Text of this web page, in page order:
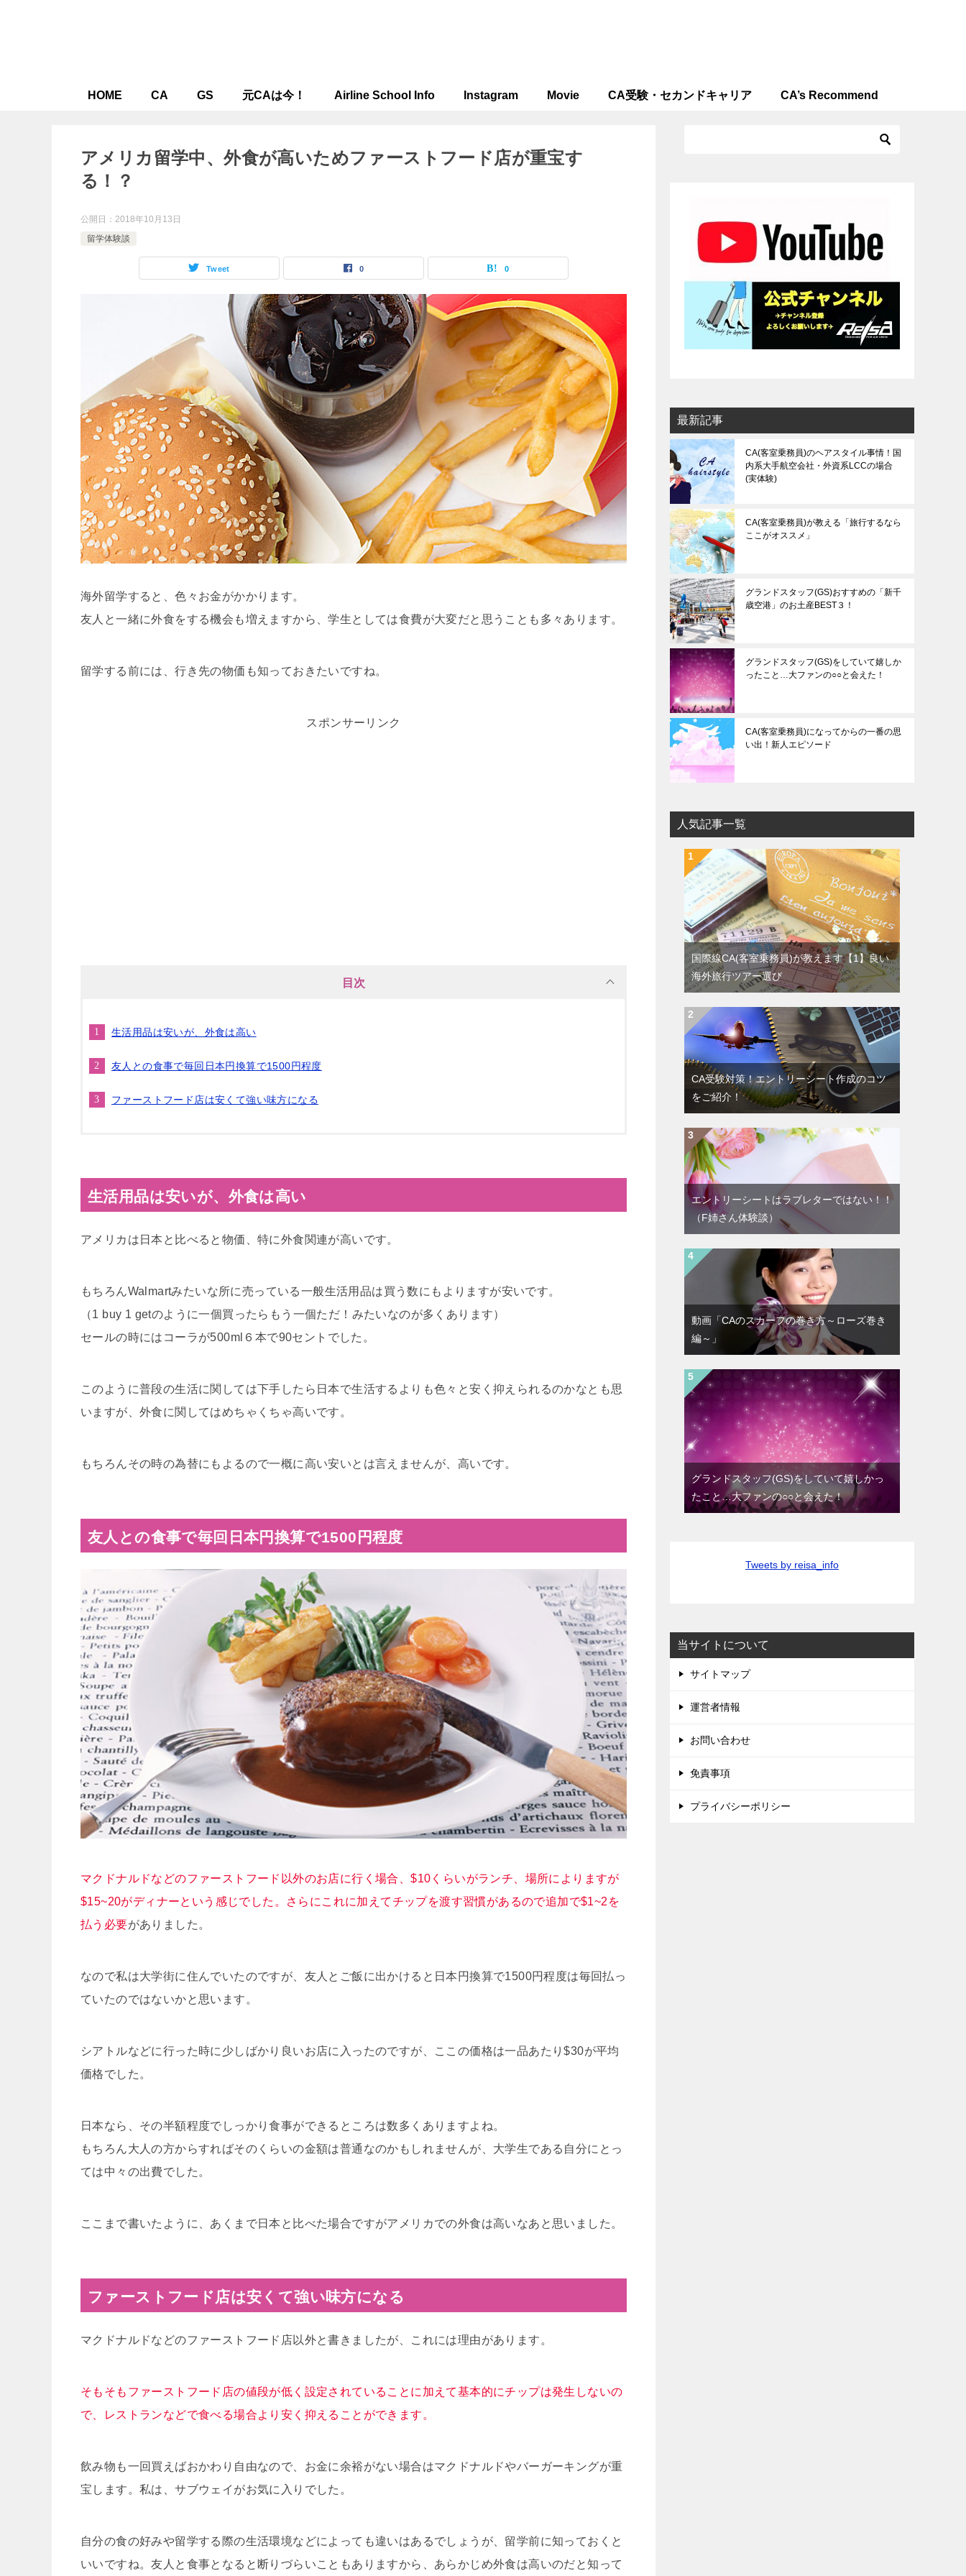
HOME CA GS 元CAは今！ Airline School Info Instagram Movie CA受験・セカンドキャリア CA’s Recommend
アメリカ留学中、外食が高いためファーストフード店が重宝す
る！？
公開日： 2018年10月13日
留学体験談
Tweet 0 0
海外留学すると、色々お金がかかります。
友人と一緒に外食をする機会も増えますから、学生としては食費が大変だと思うことも多々あります。
留学する前には、行き先の物価も知っておきたいですね。
スポンサーリンク
目次
生活用品は安いが、外食は高い
友人との食事で毎回日本円換算で1500円程度
ファーストフード店は安くて強い味方になる
生活用品は安いが、外食は高い
アメリカは日本と比べると物価、特に外食関連が高いです。
もちろんWalmartみたいな所に売っている一般生活用品は買う数にもよりますが安いです。
（1 buy 1 getのように一個買ったらもう一個ただ！みたいなのが多くあります）
セールの時にはコーラが500ml６本で90セントでした。
このように普段の生活に関しては下手したら日本で生活するよりも色々と安く抑えられるのかなとも思
いますが、外食に関してはめちゃくちゃ高いです。
もちろんその時の為替にもよるので一概に高い安いとは言えませんが、高いです。
友人との食事で毎回日本円換算で1500円程度
マクドナルドなどのファーストフード以外のお店に行く場合、$10くらいがランチ、場所によりますが
$15~20がディナーという感じでした。さらにこれに加えてチップを渡す習慣があるので追加で$1~2を
払う必要がありました。
なので私は大学街に住んでいたのですが、友人とご飯に出かけると日本円換算で1500円程度は毎回払っ
ていたのではないかと思います。
シアトルなどに行った時に少しばかり良いお店に入ったのですが、ここの価格は一品あたり$30が平均
価格でした。
日本なら、その半額程度でしっかり食事ができるところは数多くありますよね。
もちろん大人の方からすればそのくらいの金額は普通なのかもしれませんが、大学生である自分にとっ
ては中々の出費でした。
ここまで書いたように、あくまで日本と比べた場合ですがアメリカでの外食は高いなあと思いました。
ファーストフード店は安くて強い味方になる
マクドナルドなどのファーストフード店以外と書きましたが、これには理由があります。
そもそもファーストフード店の値段が低く設定されていることに加えて基本的にチップは発生しないの
で、レストランなどで食べる場合より安く抑えることができます。
飲み物も一回買えばおかわり自由なので、お金に余裕がない場合はマクドナルドやバーガーキングが重
宝します。私は、サブウェイがお気に入りでした。
自分の食の好みや留学する際の生活環境などによっても違いはあるでしょうが、留学前に知っておくと
いいですね。友人と食事となると断りづらいこともありますから、あらかじめ外食は高いのだと知って
最新記事
CA(客室乗務員)のヘアスタイル事情！国
内系大手航空会社・外資系LCCの場合
(実体験)
CA(客室乗務員)が教える「旅行するなら
ここがオススメ」
グランドスタッフ(GS)おすすめの「新千
歳空港」のお土産BEST３！
グランドスタッフ(GS)をしていて嬉しか
ったこと…大ファンの○○と会えた！
CA(客室乗務員)になってからの一番の思
い出！新人エピソード
人気記事一覧
国際線CA(客室乗務員)が教えます【1】良い
海外旅行ツアー選び
CA受験対策！エントリーシート作成のコツ
をご紹介！
エントリーシートはラブレターではない！！
（F姉さん体験談）
動画「CAのスカーフの巻き方～ローズ巻き
編～」
グランドスタッフ(GS)をしていて嬉しかっ
たこと…大ファンの○○と会えた！
Tweets by reisa_info
当サイトについて
サイトマップ
運営者情報
お問い合わせ
免責事項
プライバシーポリシー